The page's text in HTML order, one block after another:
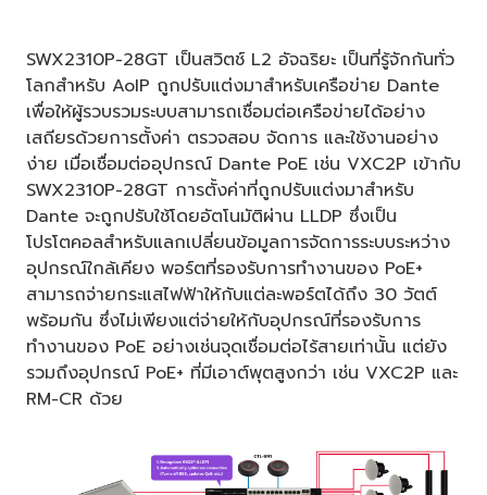
SWX2310P-28GT เป็นสวิตช์ L2 อัจฉริยะ เป็นที่รู้จักกันทั่ว
โลกสำหรับ AoIP ถูกปรับแต่งมาสำหรับเครือข่าย Dante
เพื่อให้ผู้รวบรวมระบบสามารถเชื่อมต่อเครือข่ายได้อย่าง
เสถียรด้วยการตั้งค่า ตรวจสอบ จัดการ และใช้งานอย่าง
ง่าย เมื่อเชื่อมต่ออุปกรณ์ Dante PoE เช่น VXC2P เข้ากับ
SWX2310P-28GT การตั้งค่าที่ถูกปรับแต่งมาสำหรับ
Dante จะถูกปรับใช้โดยอัตโนมัติผ่าน LLDP ซึ่งเป็น
โปรโตคอลสำหรับแลกเปลี่ยนข้อมูลการจัดการระบบระหว่าง
อุปกรณ์ใกล้เคียง พอร์ตที่รองรับการทำงานของ PoE+
สามารถจ่ายกระแสไฟฟ้าให้กับแต่ละพอร์ตได้ถึง 30 วัตต์
พร้อมกัน ซึ่งไม่เพียงแต่จ่ายให้กับอุปกรณ์ที่รองรับการ
ทำงานของ PoE อย่างเช่นจุดเชื่อมต่อไร้สายเท่านั้น แต่ยัง
รวมถึงอุปกรณ์ PoE+ ที่มีเอาต์พุตสูงกว่า เช่น VXC2P และ
RM-CR ด้วย